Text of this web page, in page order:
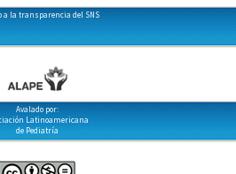
a la transparencia del SNS
Avalado por:
Latinoamericana
de Pediatría